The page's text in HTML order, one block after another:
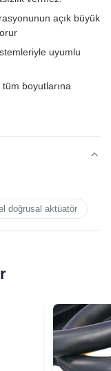
açık büyük
uyumlu
tüm boyutlarına
doğrusal aktüatör